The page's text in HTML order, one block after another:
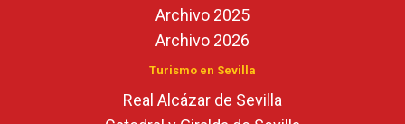
Archivo 2025
Archivo 2026
Turismo en Sevilla
Real Alcázar de Sevilla